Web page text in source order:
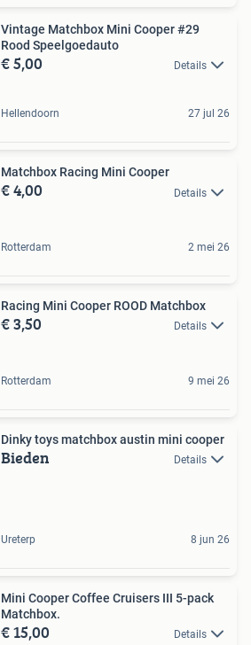
Vintage Matchbox Mini Cooper #29
Rood Speelgoedauto
€ 5,00 Details
Hellendoorn 27 jul 26
Matchbox Racing Mini Cooper
€ 4,00 Details
Rotterdam 2 mei 26
Racing Mini Cooper ROOD Matchbox
€ 3,50 Details
Rotterdam 9 mei 26
Dinky toys matchbox austin mini cooper
Bieden Details
Ureterp 8 jun 26
Mini Cooper Coffee Cruisers III 5-pack
Matchbox.
€ 15,00 Details